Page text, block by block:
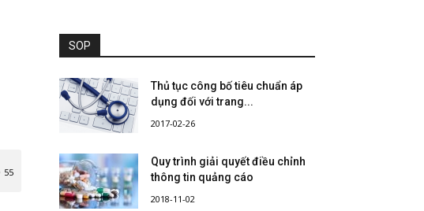
55
SOP
Thủ tục công bố tiêu chuẩn áp
dụng đối với trang...
2017-02-26
Quy trình giải quyết điều chỉnh
thông tin quảng cáo
2018-11-02